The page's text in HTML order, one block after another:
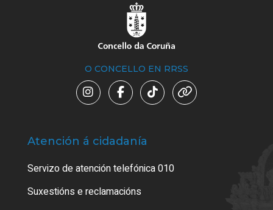
O CONCELLO EN RRSS
Atención á cidadanía
Servizo de atención telefónica 010
Suxestións e reclamacións